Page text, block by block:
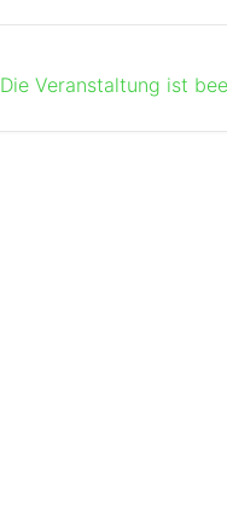
Die Veranstaltung ist